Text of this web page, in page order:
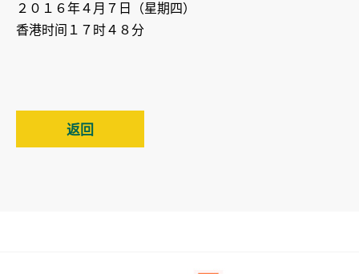
２０１６年４月７日（星期四）
香港时间１７时４８分
返回